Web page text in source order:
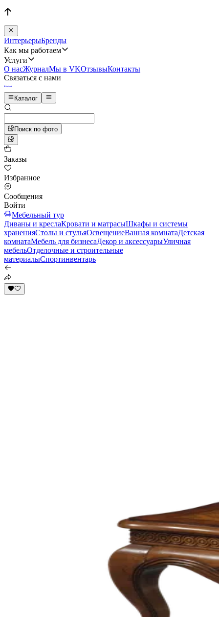
ИнтерьерыБренды
Как мы работаем
Услуги
О насЖурналМы в VKОтзывыКонтакты
Связаться с нами
Каталог
Поиск по фото
Заказы
Избранное
Сообщения
Войти
Мебельный тур
Диваны и креслаКровати и матрасыШкафы и системы
храненияСтолы и стульяОсвещениеВанная комнатаДетская
комнатаМебель для бизнесаДекор и аксессуарыУличная
мебельОтделочные и строительные
материалыСпортинвентарь